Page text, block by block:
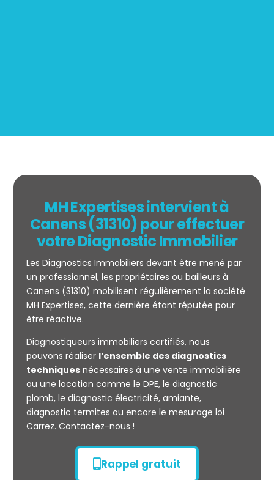
Mesurage
CARREZ
MH Expertises intervient à
Canens (31310) pour effectuer
votre Diagnostic Immobilier
Les Diagnostics Immobiliers devant être mené par
un professionnel, les propriétaires ou bailleurs à
Canens (31310) mobilisent régulièrement la société
MH Expertises, cette dernière étant réputée pour
être réactive.
Diagnostiqueurs immobiliers certifiés, nous
pouvons réaliser l’ensemble des diagnostics
techniquesnécessaires à une vente immobilière
ou une location comme le DPE, le diagnostic
plomb, le diagnostic électricité, amiante,
diagnostic termites ou encore le mesurage loi
Carrez. Contactez-nous !
Rappel gratuit